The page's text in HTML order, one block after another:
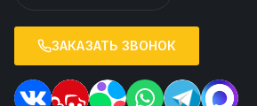
ЗАКАЗАТЬ ЗВОНОК